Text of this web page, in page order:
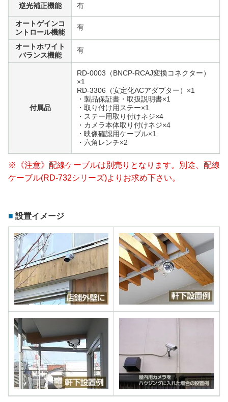
逆光補正機能 有
オートゲインコ
ントロール機能
有
オートホワイト
バランス機能
有
付属品
RD-0003（BNCP-RCAJ変換コネクター）
×1
RD-3306（安定化ACアダプター）×1
・製品保証書・取扱説明書×1
・取り付け用ステー×1
・ステー用取り付けネジ×4
・カメラ本体取り付けネジ×4
・映像確認用ケーブル×1
・六角レンチ×2
※《注意》配線ケーブルは別売りとなります。別途、配線
ケーブル(RD-732シリーズ)よりお求め下さい。
設置イメージ